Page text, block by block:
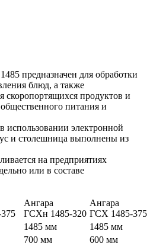
предназначен для обработки
блюд, а также
скоропортящихся продуктов и
питания и
использовании электронной
и столешница выполнены из
на предприятиях
или в составе
Ангара
ГСХн 1485-320
Ангара
ГСХ 1485-375
1485 мм
1485 мм
700 мм
600 мм